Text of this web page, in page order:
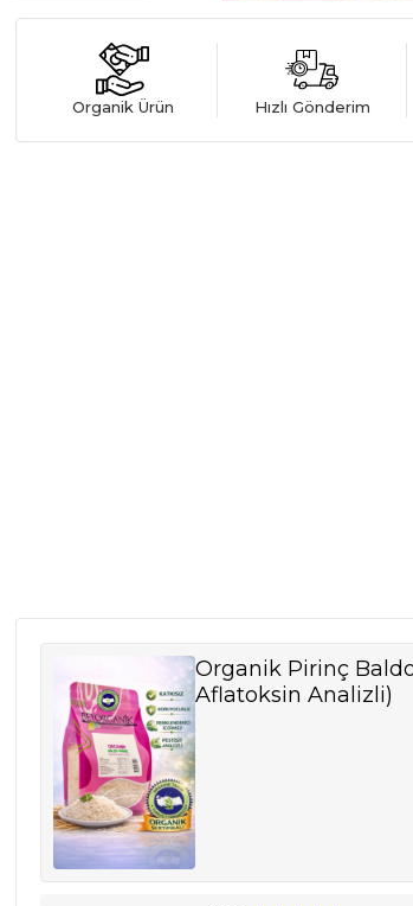
Organik Ürün Hızlı Gönderim
Organik Pirinç
Aflatoksin Analizli)